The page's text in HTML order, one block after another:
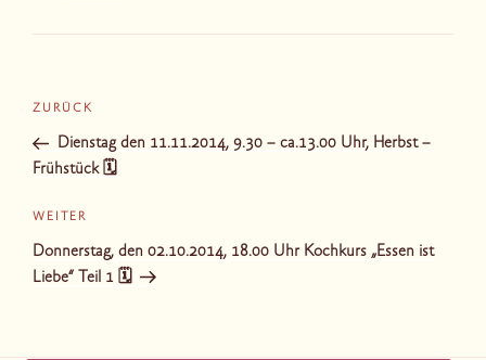
Beitragsnavigation
Vorheriger
Beitrag
ZURÜCK
Dienstag den 11.11.2014, 9.30 – ca.13.00 Uhr, Herbst –
Frühstück 🗓
Nächster
Beitrag
WEITER
Donnerstag, den 02.10.2014, 18.00 Uhr Kochkurs „Essen ist
Liebe“ Teil 1 🗓